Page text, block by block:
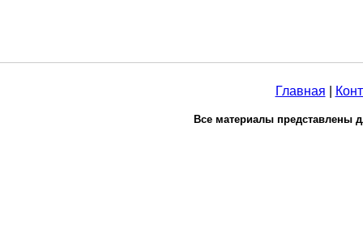
Главная
Все материалы представлены